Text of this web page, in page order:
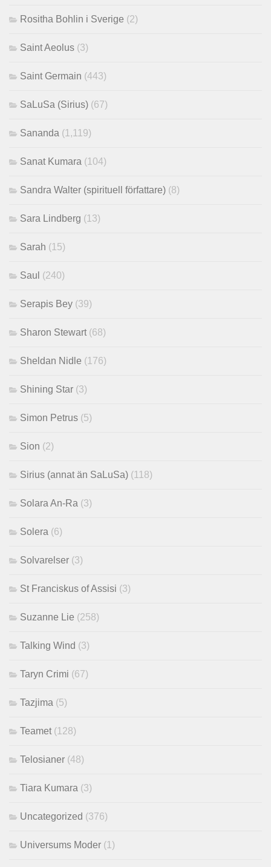
Rositha Bohlin i Sverige (2)
Saint Aeolus (3)
Saint Germain (443)
SaLuSa (Sirius) (67)
Sananda (1,119)
Sanat Kumara (104)
Sandra Walter (spirituell författare) (8)
Sara Lindberg (13)
Sarah (15)
Saul (240)
Serapis Bey (39)
Sharon Stewart (68)
Sheldan Nidle (176)
Shining Star (3)
Simon Petrus (5)
Sion (2)
Sirius (annat än SaLuSa) (118)
Solara An-Ra (3)
Solera (6)
Solvarelser (3)
St Franciskus of Assisi (3)
Suzanne Lie (258)
Talking Wind (3)
Taryn Crimi (67)
Tazjima (5)
Teamet (128)
Telosianer (48)
Tiara Kumara (3)
Uncategorized (376)
Universums Moder (1)